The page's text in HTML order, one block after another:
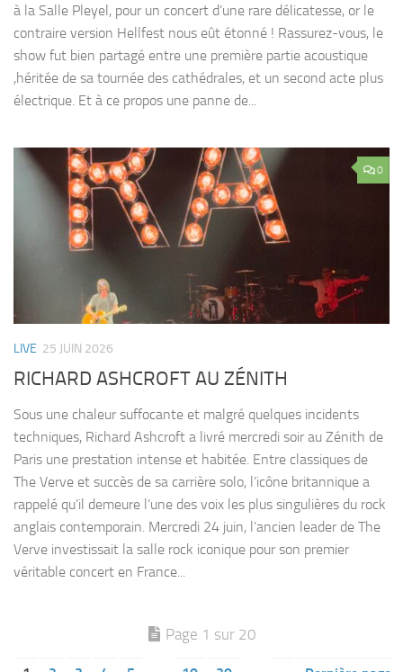
à la Salle Pleyel, pour un concert d’une rare délicatesse, or le
contraire version Hellfest nous eût étonné ! Rassurez-vous, le
show fut bien partagé entre une première partie acoustique
,héritée de sa tournée des cathédrales, et un second acte plus
électrique. Et à ce propos une panne de...
0
LIVE 25 JUIN 2026
RICHARD ASHCROFT AU ZÉNITH
Sous une chaleur suffocante et malgré quelques incidents
techniques, Richard Ashcroft a livré mercredi soir au Zénith de
Paris une prestation intense et habitée. Entre classiques de
The Verve et succès de sa carrière solo, l’icône britannique a
rappelé qu’il demeure l’une des voix les plus singulières du rock
anglais contemporain. Mercredi 24 juin, l’ancien leader de The
Verve investissait la salle rock iconique pour son premier
véritable concert en France...
Page 1 sur 20